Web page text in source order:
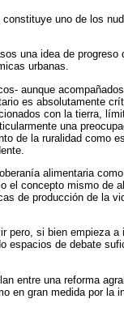
uno de los
una idea de progreso
urbanas.
aunque
es absolutamente
con la tierra,
una
de la ruralidad como
alimentaria
el concepto mismo de
de producción de la
pero, si bien empieza a
espacios de debate
entre una reforma
en gran medida por la